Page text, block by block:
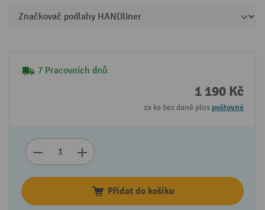
7 Pracovních dnů
1 190 Kč
za ks bez daně plus poštovné
Přidat do košíku